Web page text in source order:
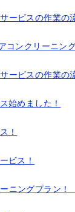
ービスの作業の
コンクリーニン
ービスの作業の
始めました！
！
ビス！
ニングプラン